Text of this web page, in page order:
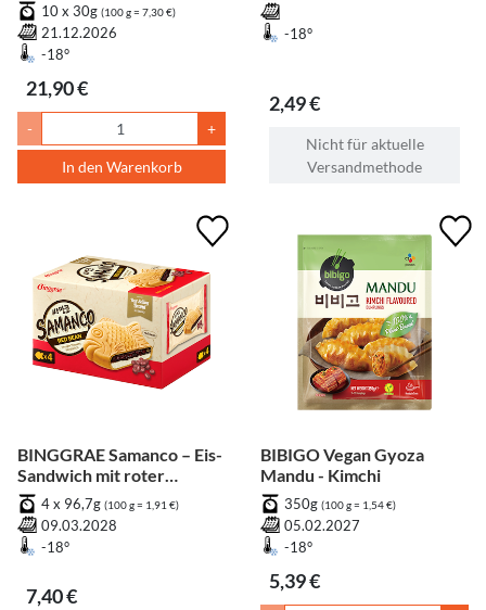
10 x 30g (100 g = 7,30 €)
21.12.2026
-18°
21,90 €
- +
In den Warenkorb
-18°
2,49 €
Nicht für aktuelle
Versandmethode
BINGGRAE Samanco – Eis-
Sandwich mit roter
Bohnenfüllung [Bündel]
4 x 96,7g (100 g = 1,91 €)
09.03.2028
-18°
7,40 €
BIBIGO Vegan Gyoza
Mandu - Kimchi
350g (100 g = 1,54 €)
05.02.2027
-18°
5,39 €